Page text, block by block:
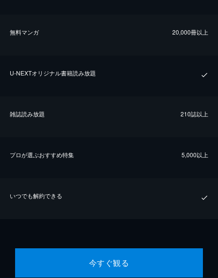
無料マンガ 20,000冊以上
U-NEXTオリジナル書籍読み放題
雑誌読み放題 210誌以上
プロが選ぶおすすめ特集 5,000以上
いつでも解約できる
今すぐ観る